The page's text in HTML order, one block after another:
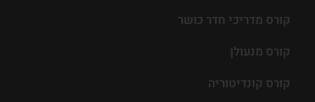
קורס מדריכי חדר כושר
קורס מנעולן
קורס קונדיטוריה